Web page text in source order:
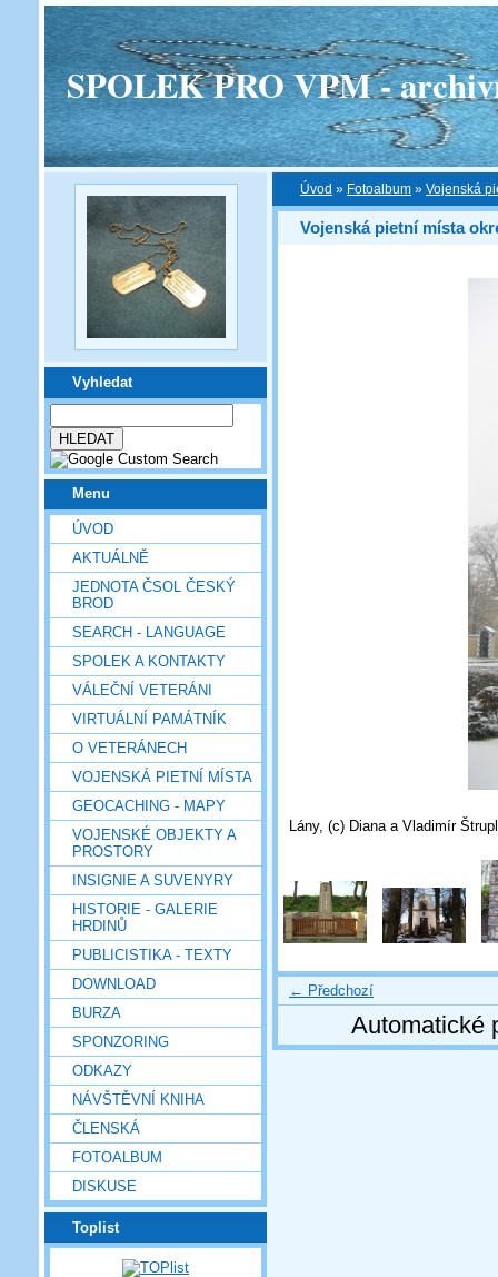
SPOLEK PRO VPM -
Vyhledat
Menu
ÚVOD
AKTUÁLNĚ
JEDNOTA ČSOL ČESKÝ
BROD
SEARCH - LANGUAGE
SPOLEK A KONTAKTY
VÁLEČNÍ VETERÁNI
VIRTUÁLNÍ PAMÁTNÍK
O VETERÁNECH
VOJENSKÁ PIETNÍ MÍSTA
GEOCACHING - MAPY
VOJENSKÉ OBJEKTY A
PROSTORY
INSIGNIE A SUVENYRY
HISTORIE - GALERIE
HRDINŮ
PUBLICISTIKA - TEXTY
DOWNLOAD
BURZA
SPONZORING
ODKAZY
NÁVŠTĚVNÍ KNIHA
ČLENSKÁ
FOTOALBUM
DISKUSE
Toplist
Úvod » Fotoalbum » Vojenská
Vojenská pietní místa
Lány, (c) Diana a Vladimír
← Předchozí
Automatické